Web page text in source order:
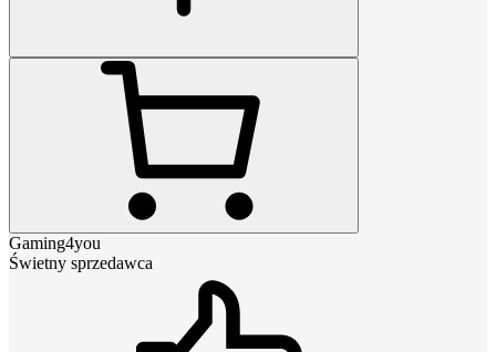
Gaming4you
Świetny sprzedawca